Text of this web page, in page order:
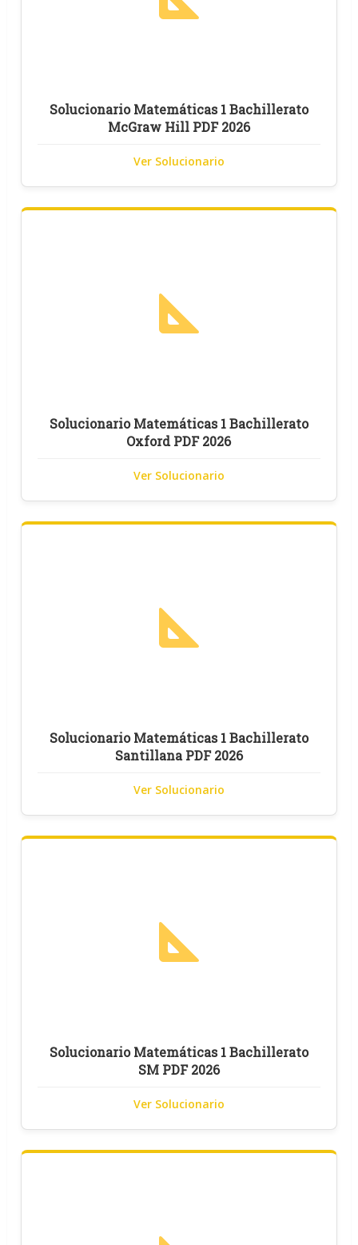
Solucionario Matemáticas 1 Bachillerato
McGraw Hill PDF 2026
Ver Solucionario
Solucionario Matemáticas 1 Bachillerato
Oxford PDF 2026
Ver Solucionario
Solucionario Matemáticas 1 Bachillerato
Santillana PDF 2026
Ver Solucionario
Solucionario Matemáticas 1 Bachillerato
SM PDF 2026
Ver Solucionario